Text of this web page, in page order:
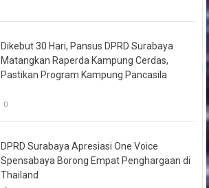
Dikebut 30 Hari, Pansus DPRD Surabaya
Matangkan Raperda Kampung Cerdas,
Pastikan Program Kampung Pancasila
0
DPRD Surabaya Apresiasi One Voice
Spensabaya Borong Empat Penghargaan di
Thailand